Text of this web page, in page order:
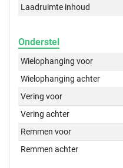
Laadruimte inhoud
Onderstel
Wielophanging voor
Wielophanging achter
Vering voor
Vering achter
Remmen voor
Remmen achter